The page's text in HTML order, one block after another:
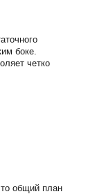
боке.
четко
общий план